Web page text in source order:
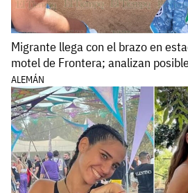
Migrante llega con el brazo en
motel de Frontera; analizan
ALEMÁN